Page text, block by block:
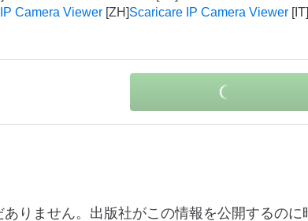
Camera Viewer Scaricare IP Camera Viewer
りません。出版社がこの情報を公開するのに